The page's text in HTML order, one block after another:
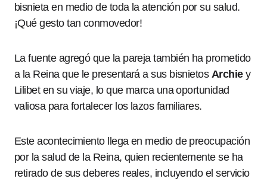
bisnieta en medio de toda la atención por su salud.
¡Qué gesto tan conmovedor!
La fuente agregó que la pareja también ha prometido
a la Reina que le presentará a sus bisnietos Archiey
Lilibet en su viaje, lo que marca una oportunidad
valiosa para fortalecer los lazos familiares.
Este acontecimiento llega en medio de preocupación
por la salud de la Reina, quien recientemente se ha
retirado de sus deberes reales, incluyendo el servicio